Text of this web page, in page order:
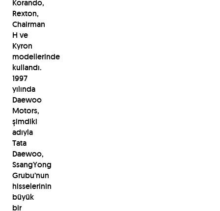
Korando,
Rexton,
Chairman
H ve
Kyron
modellerinde
kullandı.
1997
yılında
Daewoo
Motors,
şimdiki
adıyla
Tata
Daewoo,
SsangYong
Grubu’nun
hisselerinin
büyük
bir